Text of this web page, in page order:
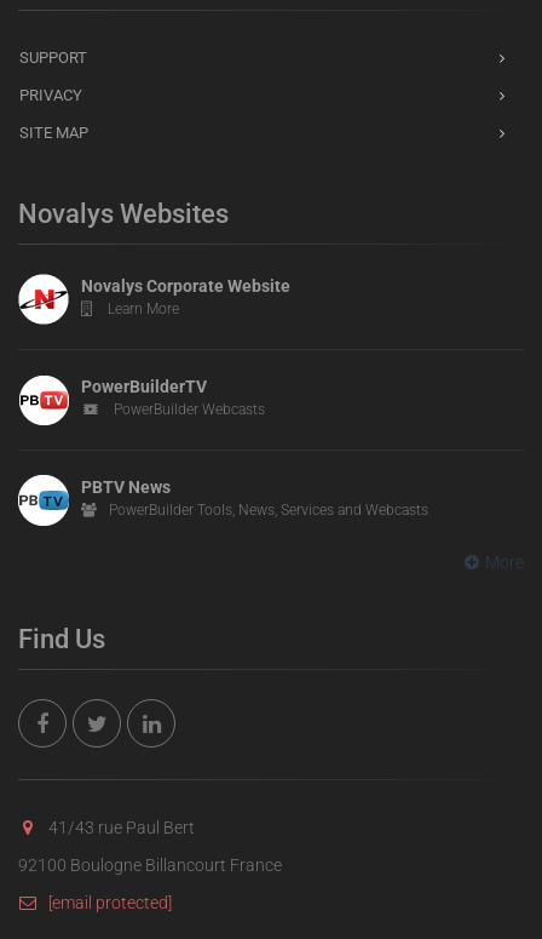
SUPPORT
PRIVACY
SITE MAP
Novalys Websites
Novalys Corporate Website
Learn More
PowerBuilderTV
PowerBuilder Webcasts
PBTV News
PowerBuilder Tools, News, Services and Webcasts
More
Find Us
41/43 rue Paul Bert
92100 Boulogne Billancourt France
[email protected]